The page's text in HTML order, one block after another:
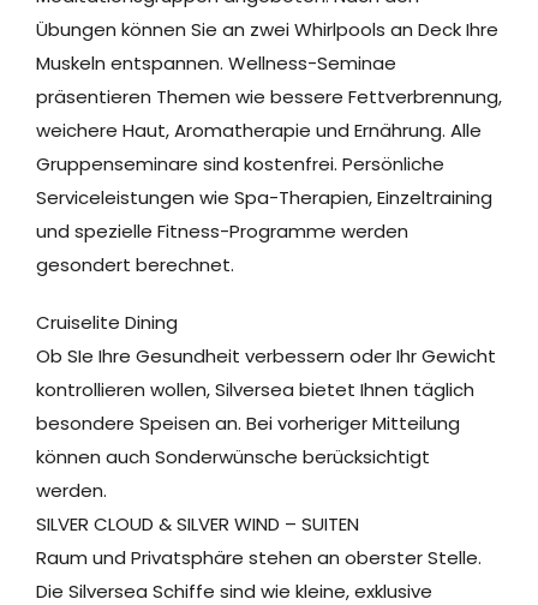
Übungen können Sie an zwei Whirlpools an Deck Ihre
Muskeln entspannen. Wellness-Seminae
präsentieren Themen wie bessere Fettverbrennung,
weichere Haut, Aromatherapie und Ernährung. Alle
Gruppenseminare sind kostenfrei. Persönliche
Serviceleistungen wie Spa-Therapien, Einzeltraining
und spezielle Fitness-Programme werden
gesondert berechnet.
Cruiselite Dining
Ob SIe Ihre Gesundheit verbessern oder Ihr Gewicht
kontrollieren wollen, Silversea bietet Ihnen täglich
besondere Speisen an. Bei vorheriger Mitteilung
können auch Sonderwünsche berücksichtigt
werden.
SILVER CLOUD & SILVER WIND – SUITEN
Raum und Privatsphäre stehen an oberster Stelle.
Die Silversea Schiffe sind wie kleine, exklusive